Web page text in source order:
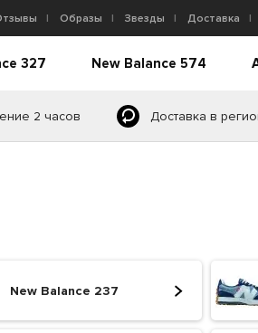
Образы Звезды Доставка
327 New Balance 574
2 часов Доставка в
New Balance 237